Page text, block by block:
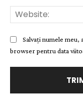
Salvați numele meu,
browser pentru data